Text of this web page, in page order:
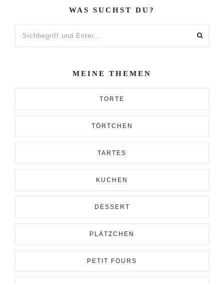
WAS SUCHST DU?
MEINE THEMEN
TORTE
TÖRTCHEN
TARTES
KUCHEN
DESSERT
PLÄTZCHEN
PETIT FOURS